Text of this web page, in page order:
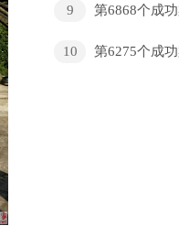
9
第6868个成
10
第6275个成